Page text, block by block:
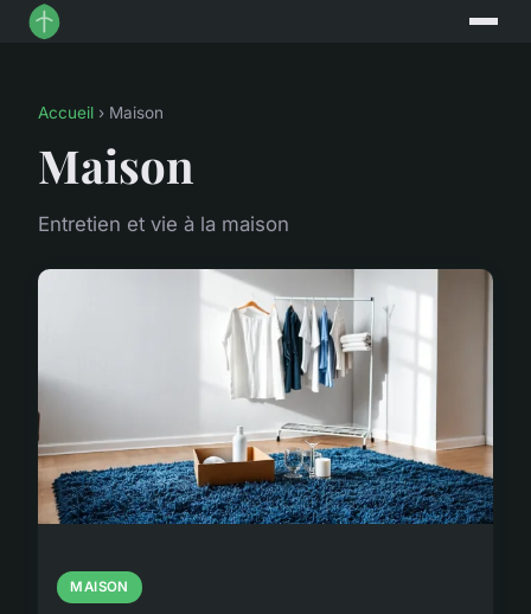
Accueil › Maison
Maison
Entretien et vie à la maison
MAISON